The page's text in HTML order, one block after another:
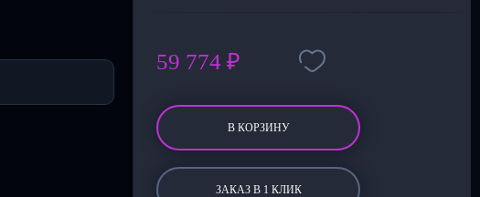
59 774 ₽
В КОРЗИНУ
ЗАКАЗ В 1 КЛИК